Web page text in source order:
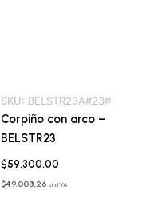
SKU: BELSTR23A#23#
Corpiño con arco –
BELSTR23
$59.300,00
$49.008,26 sin IVA